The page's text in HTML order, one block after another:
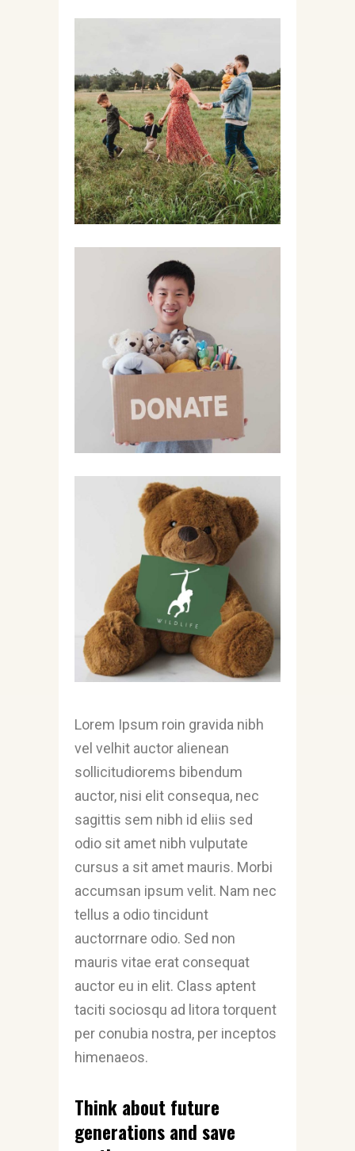
Lorem Ipsum roin gravida nibh
vel velhit auctor alienean
sollicitudiorems bibendum
auctor, nisi elit consequa, nec
sagittis sem nibh id eliis sed
odio sit amet nibh vulputate
cursus a sit amet mauris. Morbi
accumsan ipsum velit. Nam nec
tellus a odio tincidunt
auctorrnare odio. Sed non
mauris vitae erat consequat
auctor eu in elit. Class aptent
taciti sociosqu ad litora torquent
per conubia nostra, per inceptos
himenaeos.
Think about future
generations and save